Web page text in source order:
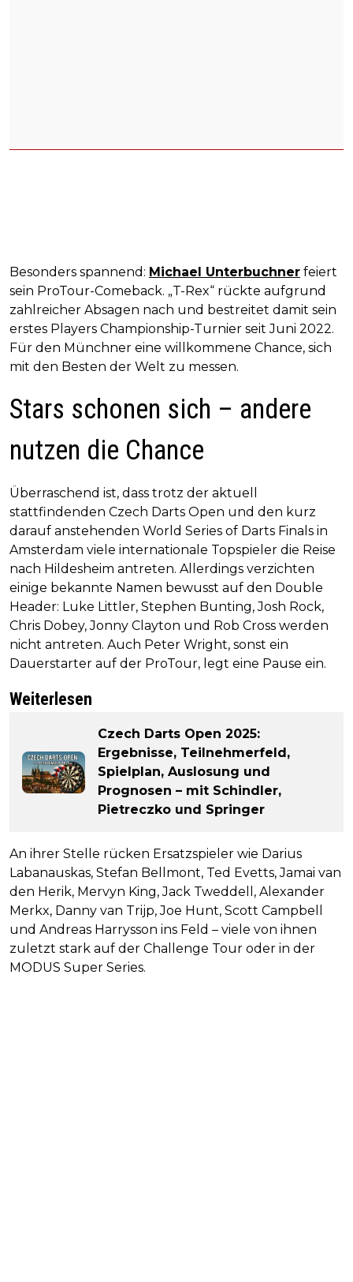
Besonders spannend: Michael Unterbuchner feiert
sein ProTour-Comeback. „T-Rex“ rückte aufgrund
zahlreicher Absagen nach und bestreitet damit sein
erstes Players Championship-Turnier seit Juni 2022.
Für den Münchner eine willkommene Chance, sich
mit den Besten der Welt zu messen.
Stars schonen sich – andere
nutzen die Chance
Überraschend ist, dass trotz der aktuell
stattfindenden Czech Darts Open und den kurz
darauf anstehenden World Series of Darts Finals in
Amsterdam viele internationale Topspieler die Reise
nach Hildesheim antreten. Allerdings verzichten
einige bekannte Namen bewusst auf den Double
Header: Luke Littler, Stephen Bunting, Josh Rock,
Chris Dobey, Jonny Clayton und Rob Cross werden
nicht antreten. Auch Peter Wright, sonst ein
Dauerstarter auf der ProTour, legt eine Pause ein.
Weiterlesen
Czech Darts Open 2025:
Ergebnisse, Teilnehmerfeld,
Spielplan, Auslosung und
Prognosen – mit Schindler,
Pietreczko und Springer
An ihrer Stelle rücken Ersatzspieler wie Darius
Labanauskas, Stefan Bellmont, Ted Evetts, Jamai van
den Herik, Mervyn King, Jack Tweddell, Alexander
Merkx, Danny van Trijp, Joe Hunt, Scott Campbell
und Andreas Harrysson ins Feld – viele von ihnen
zuletzt stark auf der Challenge Tour oder in der
MODUS Super Series.